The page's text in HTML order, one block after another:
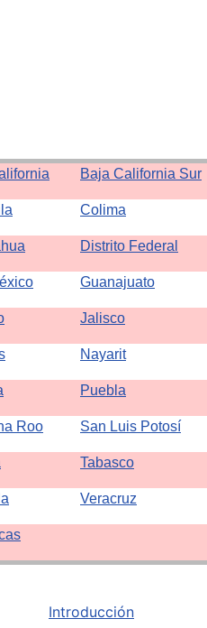
Baja California Sur
Colima
Distrito Federal
Guanajuato
Jalisco
Nayarit
Puebla
Roo San Luis Potosí
Tabasco
Veracruz
Introducción